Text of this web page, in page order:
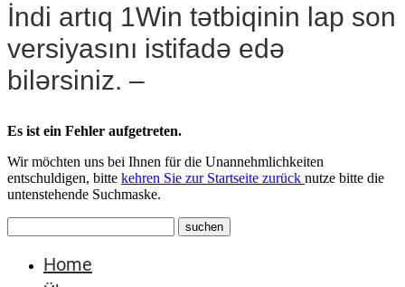
İndi artıq 1Win tətbiqinin lap son
versiyasını istifadə edə
bilərsiniz. –
Es ist ein Fehler aufgetreten.
Wir möchten uns bei Ihnen für die Unannehmlichkeiten
entschuldigen, bitte kehren Sie zur Startseite zurück nutze bitte die
untenstehende Suchmaske.
Home